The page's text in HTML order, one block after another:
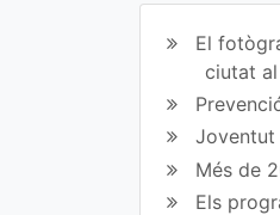
art
ir
en
Fa
El
ciutat
Joventut
Més de
Els